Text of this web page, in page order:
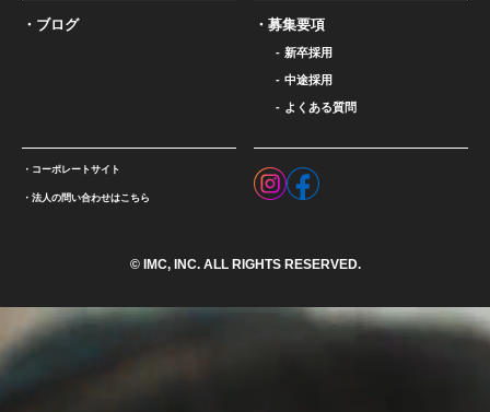
ブログ 募集要項
新卒採用
中途採用
よくある質問
コーポレートサイト
法人の問い合わせはこちら
© IMC, INC. ALL RIGHTS RESERVED.